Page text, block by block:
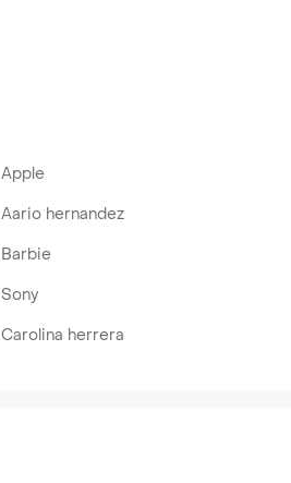
Apple
Aario hernandez
Barbie
Sony
Carolina herrera